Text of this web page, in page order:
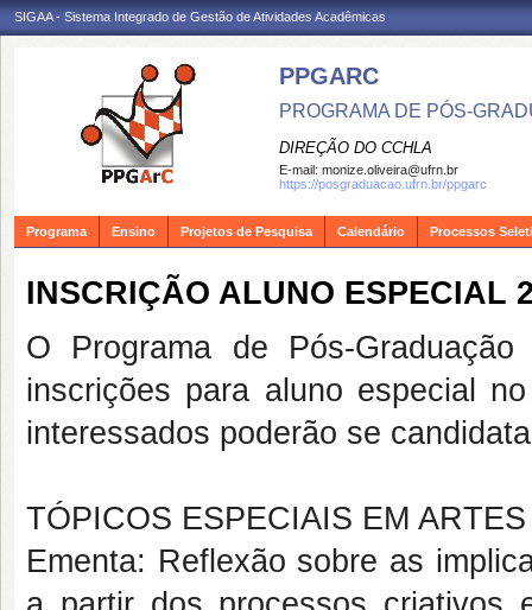
SIGAA - Sistema Integrado de Gestão de Atividades Acadêmicas
PPGARC
PROGRAMA DE PÓS-
DIREÇÃO DO CCHLA
E-mail: monize.oliveira@ufrn.br
https://posgraduacao.ufrn.br/ppgarc
Programa Ensino Projetos de Pesquisa Calendário Processos
INSCRIÇÃO ALUNO ESPECIAL
O Programa de Pós-
inscrições para aluno especial
interessados poderão se
TÓPICOS ESPECIAIS EM
Ementa: Reflexão sobre as